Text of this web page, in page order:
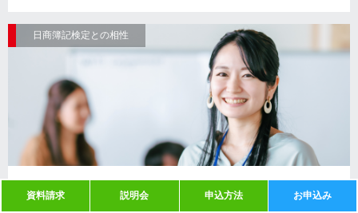
資料請求 説明会 申込方法 お申込み
日商簿記検定との相性